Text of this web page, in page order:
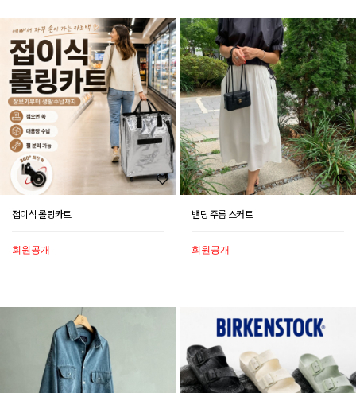
접이식 롤링카트
회원공개
밴딩 주름 스커트
회원공개